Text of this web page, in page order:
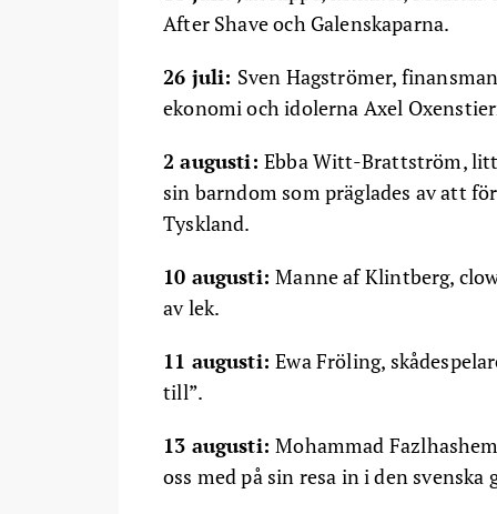
After Shave och Galenskaparna.
26 juli: Sven Hagströmer,
ekonomi och idolerna Axel
2 augusti: Ebba Witt-Brattström,
sin barndom som präglades av att
Tyskland.
10 augusti:Manne af Klintberg,
av lek.
11 augusti:Ewa Fröling,
till”.
13 augusti:Mohammad
oss med på sin resa in i den svenska